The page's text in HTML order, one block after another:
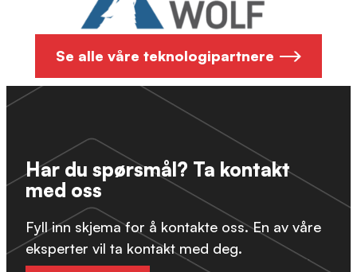
Se alle våre teknologipartnere
Har du spørsmål? Ta kontakt
med oss
Fyll inn skjema for å kontakte oss. En av våre
eksperter vil ta kontakt med deg.